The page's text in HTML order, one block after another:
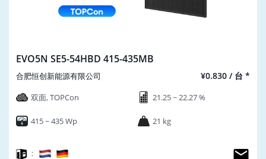
EVO5N SE5-54HBD 415-435MB
合肥恒创新能源有限公司 ¥0.830 / 台 *
双面, TOPCon 21.25 ~ 22.27 %
415 ~ 435 Wp 21 kg
：